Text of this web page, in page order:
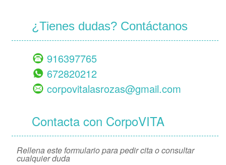
¿Tienes dudas? Contáctanos
916397765
672820212
corpovitalasrozas@gmail.com
Contacta con CorpoVITA
Rellena este formulario para pedir cita o consultar
cualquier duda